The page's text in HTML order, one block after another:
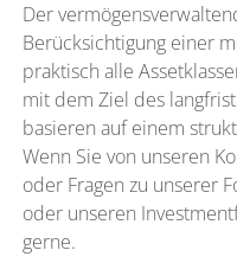
Der
Berücksichtigung einer
praktisch alle
mit dem Ziel des
basieren auf einem
Wenn Sie von unseren
oder Fragen zu unserer
oder unseren
gerne.